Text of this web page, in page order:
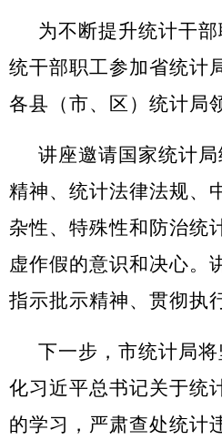
为不断提升统计干
统干部职工参加省统计
各县（市、区）统计局
讲座邀请国家统计
精神、统计法律法规、
杂性、特殊性和防治统
虚作假的意识和决心。
指示批示精神、贯彻执
下一步，市统计局
化习近平总书记关于统
的学习，严肃查处统计